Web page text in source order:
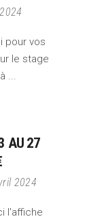
pour vos
le stage
AU 27
2024
l'affiche